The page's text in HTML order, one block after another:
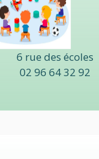
6 rue des écoles
02 96 64 32 92